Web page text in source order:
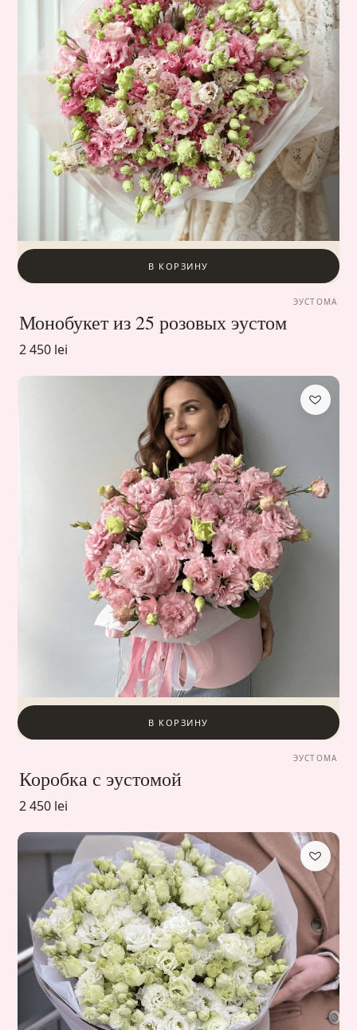
В КОРЗИНУ
ЭУСТОМА
Монобукет из 25 розовых эустом
2 450 lei
В КОРЗИНУ
ЭУСТОМА
Коробка с эустомой
2 450 lei